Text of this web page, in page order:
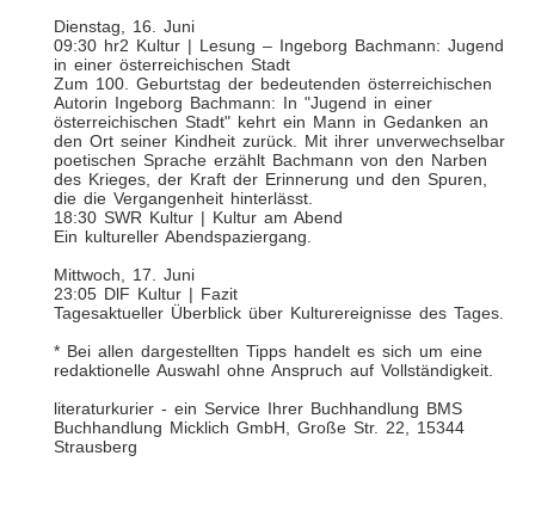
Dienstag, 16. Juni
09:30 hr2 Kultur | Lesung – Ingeborg Bachmann: Jugend
in einer österreichischen Stadt
Zum 100. Geburtstag der bedeutenden österreichischen
Autorin Ingeborg Bachmann: In "Jugend in einer
österreichischen Stadt" kehrt ein Mann in Gedanken an
den Ort seiner Kindheit zurück. Mit ihrer unverwechselbar
poetischen Sprache erzählt Bachmann von den Narben
des Krieges, der Kraft der Erinnerung und den Spuren,
die die Vergangenheit hinterlässt.
18:30 SWR Kultur | Kultur am Abend
Ein kultureller Abendspaziergang.
Mittwoch, 17. Juni
23:05 DlF Kultur | Fazit
Tagesaktueller Überblick über Kulturereignisse des Tages.
* Bei allen dargestellten Tipps handelt es sich um eine
redaktionelle Auswahl ohne Anspruch auf Vollständigkeit.
literaturkurier - ein Service Ihrer Buchhandlung BMS
Buchhandlung Micklich GmbH, Große Str. 22, 15344
Strausberg